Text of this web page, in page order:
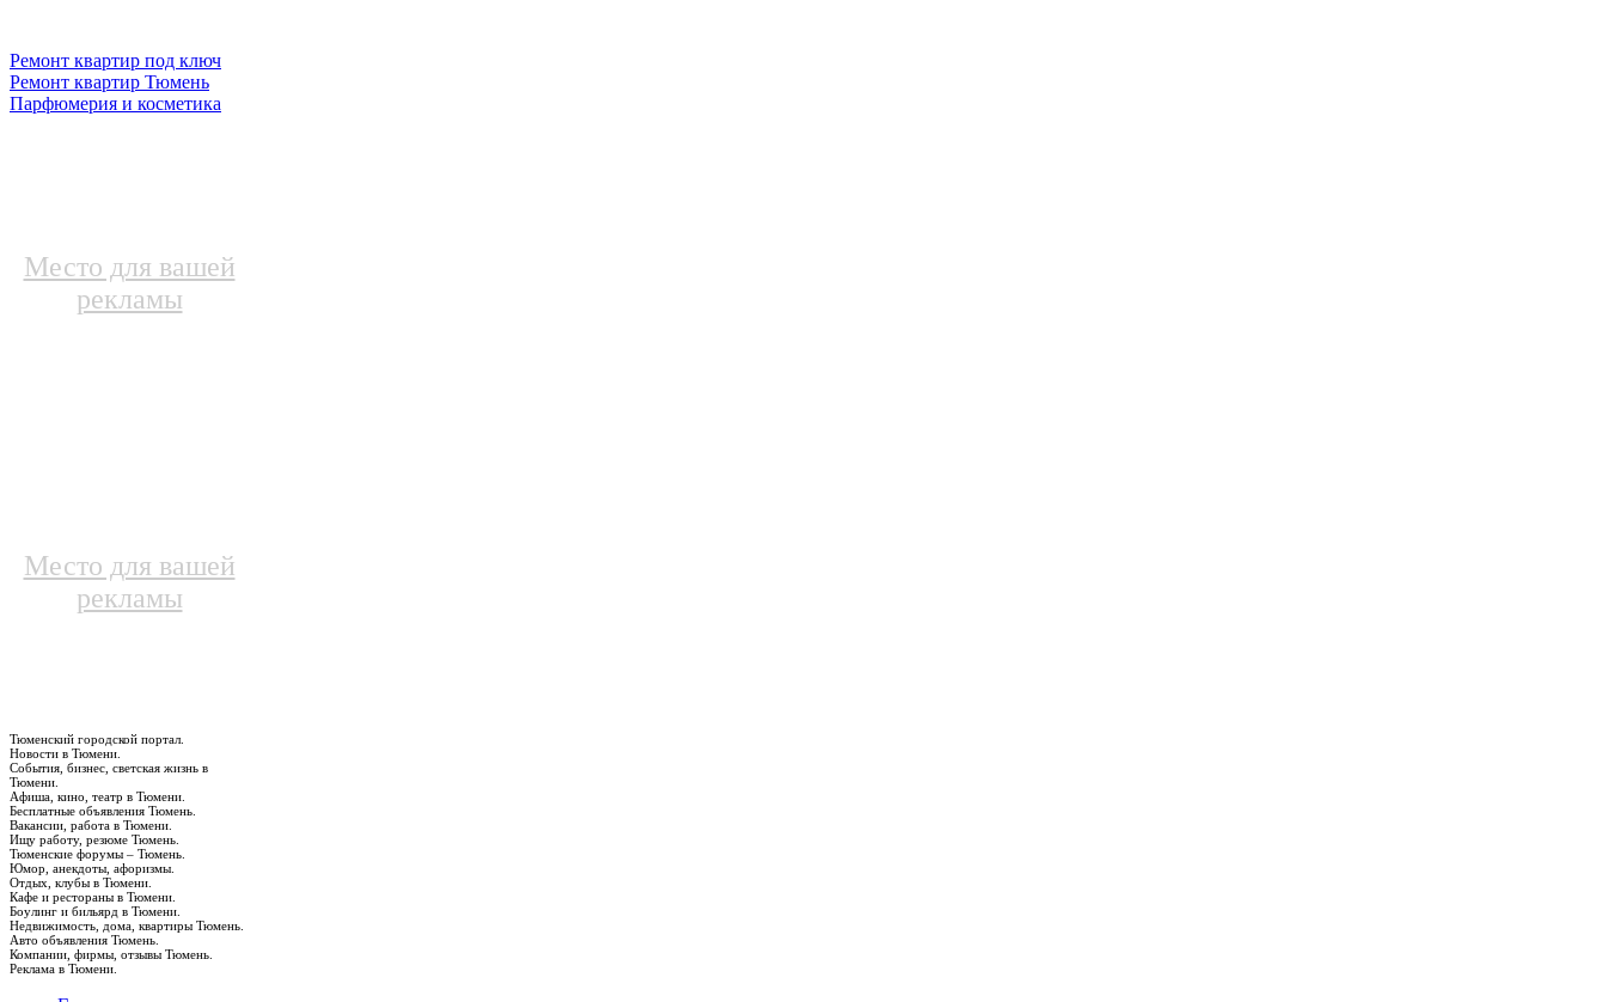
Ремонт квартир под ключ
Ремонт квартир Тюмень
Парфюмерия и косметика
Место для вашей
рекламы
Место для вашей
рекламы
Тюменский городской портал.
Новости в Тюмени.
События, бизнес, светская жизнь в
Тюмени.
Афиша, кино, театр в Тюмени.
Бесплатные объявления Тюмень.
Вакансии, работа в Тюмени.
Ищу работу, резюме Тюмень.
Тюменские форумы – Тюмень.
Юмор, анекдоты, афоризмы.
Отдых, клубы в Тюмени.
Кафе и рестораны в Тюмени.
Боулинг и бильярд в Тюмени.
Недвижимость, дома, квартиры Тюмень.
Авто объявления Тюмень.
Компании, фирмы, отзывы Тюмень.
Реклама в Тюмени.